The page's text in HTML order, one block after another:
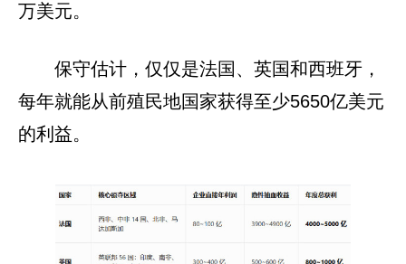
万美元。
保守估计，仅仅是法国、英国和西班牙，
每年就能从前殖民地国家获得至少5650亿美元
的利益。